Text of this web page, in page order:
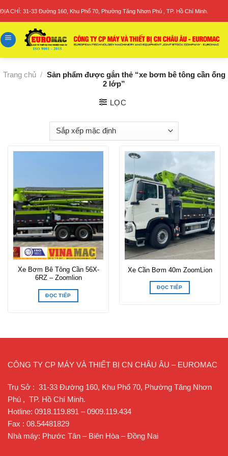
ĐỊA CHỈ: 31-33 Đường 160, Khu Phố 70, Phường Tăng Nhơn Phú , TP. Hồ Chí Minh.
Trang chủ / Sản phẩm được gắn thẻ “xe bơm bê tông cần ống
2 lớp”
LỌC
Xe Bơm Bê Tông Cần 56X-
6RZ – Zoomlion
ĐỌC TIẾP
Xe Cần Bơm 40m ZoomLion
ĐỌC TIẾP
CÔNG TY CP MÁY VÀ THIẾT BỊ CN CHÂU ÂU – EUROMAC
Trụ Sở : 31-33 Đường 160, Khu Phố 70, Phường Tăng Nhơn
Phú , TP. Hồ Chí Minh.
Hotline: 0918.119.891 – 0909.119.434
Fax : 08.54481829
Nhà máy: Phước Tân – Biên Hòa – Đồng Nai